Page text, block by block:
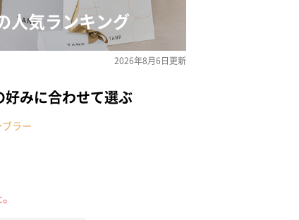
人気ランキング
2026年8月6日更新
みに合わせて選ぶ
ラー